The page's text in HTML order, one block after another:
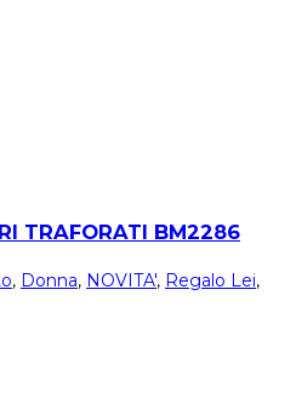
TRAFORATI BM2286
, Donna, NOVITA', Regalo Lei,